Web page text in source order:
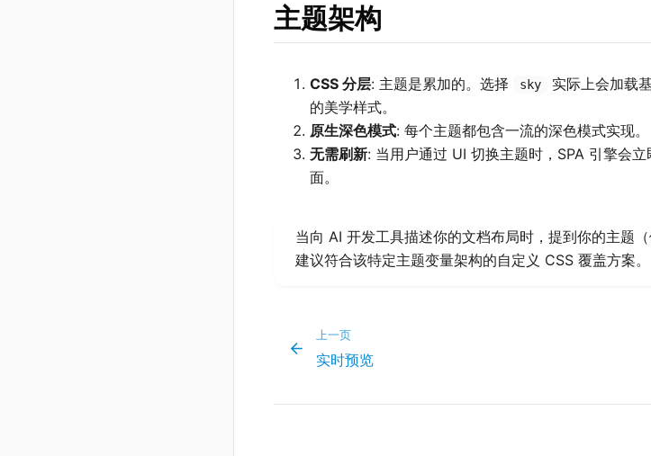
主题架构
CSS 分层: 主题是累加的。选择 sky 实际上会加载
的美学样式。
原生深色模式: 每个主题都包含一流的深色模式实现。
无需刷新: 当用户通过 UI 切换主题时，SPA 引擎会立
面。
当向 AI 开发工具描述你的文档布局时，提到你的主题
建议符合该特定主题变量架构的自定义 CSS 覆盖方案。
上一页
实时预览